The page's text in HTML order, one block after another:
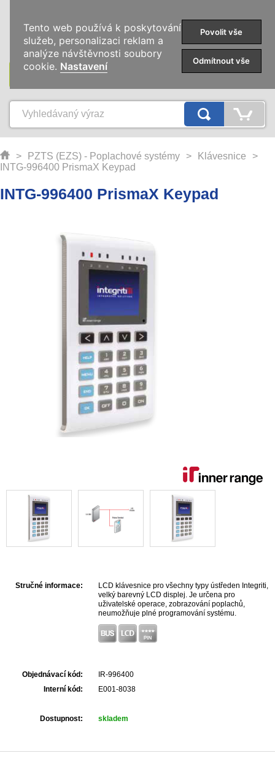
KATEGORIE
> PZTS (EZS) - Poplachové systémy > Klávesnice
>
INTG-996400 PrismaX Keypad
INTG-996400 PrismaX Keypad
Stručné informace:
LCD klávesnice pro všechny typy ústředen Integriti,
velký barevný LCD displej. Je určena pro
uživatelské operace, zobrazování poplachů,
neumožňuje plné programování systému.
Objednávací kód:
IR-996400
Interní kód:
E001-8038
Dostupnost: skladem
Tento web používá k poskytování
služeb, personalizaci reklam a
analýze návštěvnosti soubory
cookie. Nastavení
Povolit vše
Odmítnout vše